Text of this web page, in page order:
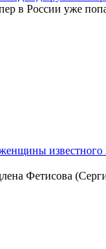
в России уже
известного
Фетисова